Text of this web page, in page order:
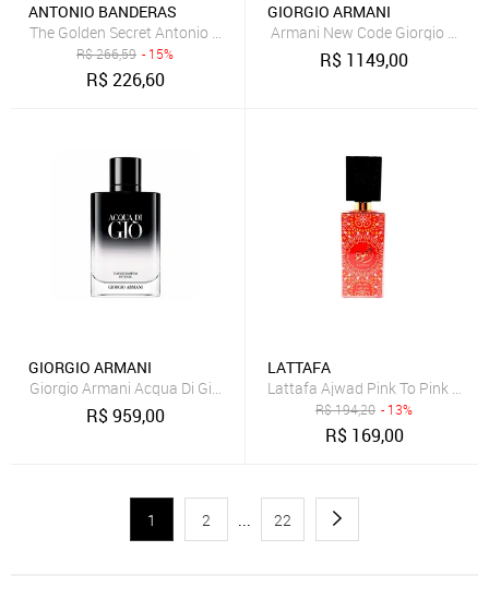
ANTONIO BANDERAS
The Golden Secret Antonio Banderas Masculino Eau de Toilette 200
R$266,59 - 15%
R$226,60
GIORGIO ARMANI
Armani New Code Giorgio
R$ 1149,00
GIORGIO ARMANI
Giorgio Armani Acqua Di Gio Eau de Parfum Intense - Perfume
R$959,00
LATTAFA
Lattafa Ajwad Pink To Pink Eau
R$194,20 - 13%
R$ 169,00
1 2 ... 22